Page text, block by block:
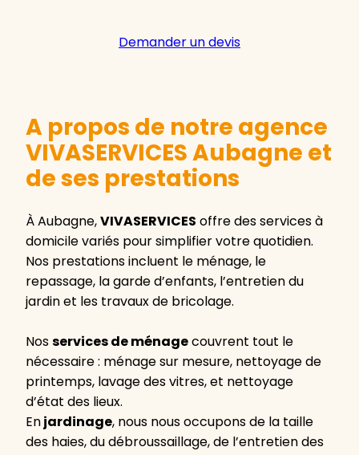
Demander un devis
A propos de notre agence
VIVASERVICES Aubagne et
de ses prestations
À Aubagne,VIVASERVICES offre des services à
domicile variés pour simplifier votre quotidien.
Nos prestations incluent le ménage, le
repassage, la garde d’enfants, l’entretien du
jardin et les travaux de bricolage.
Nosservices de ménagecouvrent tout le
nécessaire : ménage sur mesure, nettoyage de
printemps, lavage des vitres, et nettoyage
d’état des lieux.
Enjardinage, nous nous occupons de la taille
des haies, du débroussaillage, de l’entretien des